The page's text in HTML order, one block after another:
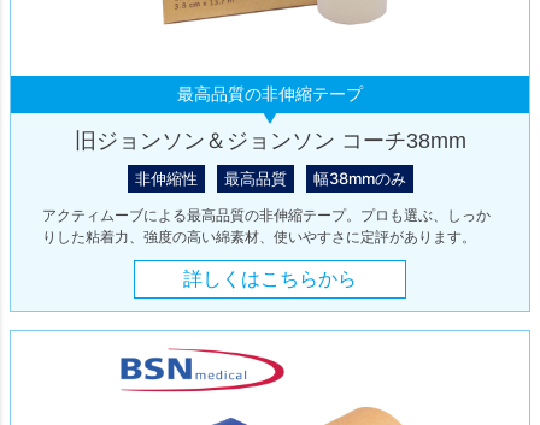
最高品質の非伸縮テープ
旧ジョンソン＆ジョンソン コーチ38mm
非伸縮性 最高品質 幅38mmのみ
アクティムーブによる最高品質の非伸縮テープ。プロも選ぶ、しっか
りした粘着力、強度の高い綿素材、使いやすさに定評があります。
詳しくはこちらから